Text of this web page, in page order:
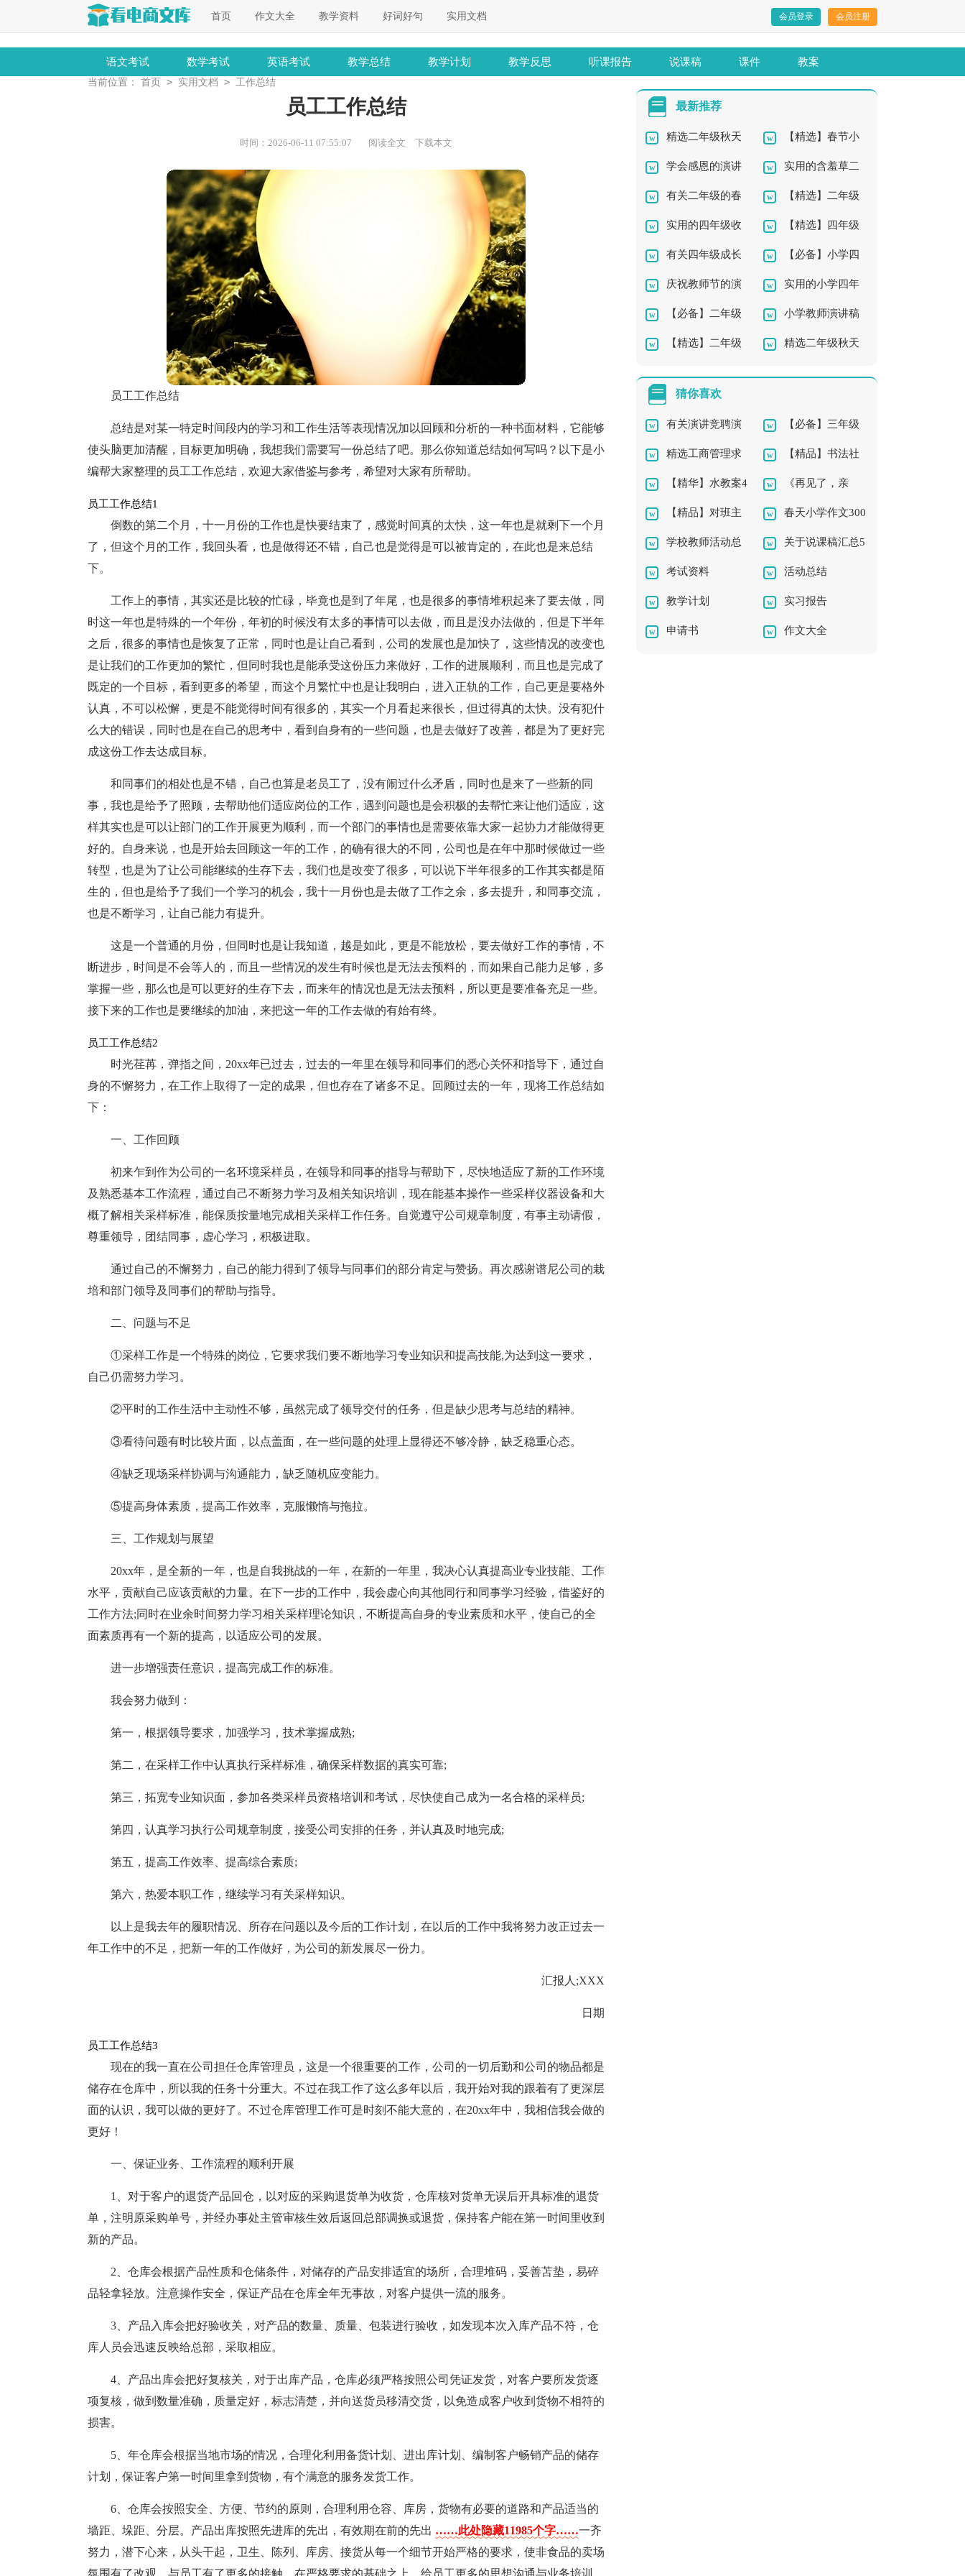
首页 作文大全 教学资料 好词好句 实用文档 会员登录 会员注册
语文考试 数学考试 英语考试 教学总结 教学计划 教学反思 听课报告 说课稿 课件 教案
当前位置： 首页 > 实用文档 > 工作总结
员工工作总结
时间：2026-06-11 07:55:07 阅读全文 下载本文
员工工作总结
总结是对某一特定时间段内的学习和工作生活等表现情况加以回顾和分析的一种书面材料，它能够
使头脑更加清醒，目标更加明确，我想我们需要写一份总结了吧。那么你知道总结如何写吗？以下是小
编帮大家整理的员工工作总结，欢迎大家借鉴与参考，希望对大家有所帮助。
员工工作总结1
倒数的第二个月，十一月份的工作也是快要结束了，感觉时间真的太快，这一年也是就剩下一个月
了，但这个月的工作，我回头看，也是做得还不错，自己也是觉得是可以被肯定的，在此也是来总结
下。
工作上的事情，其实还是比较的忙碌，毕竟也是到了年尾，也是很多的事情堆积起来了要去做，同
时这一年也是特殊的一个年份，年初的时候没有太多的事情可以去做，而且是没办法做的，但是下半年
之后，很多的事情也是恢复了正常，同时也是让自己看到，公司的发展也是加快了，这些情况的改变也
是让我们的工作更加的繁忙，但同时我也是能承受这份压力来做好，工作的进展顺利，而且也是完成了
既定的一个目标，看到更多的希望，而这个月繁忙中也是让我明白，进入正轨的工作，自己更是要格外
认真，不可以松懈，更是不能觉得时间有很多的，其实一个月看起来很长，但过得真的太快。没有犯什
么大的错误，同时也是在自己的思考中，看到自身有的一些问题，也是去做好了改善，都是为了更好完
成这份工作去达成目标。
和同事们的相处也是不错，自己也算是老员工了，没有闹过什么矛盾，同时也是来了一些新的同
事，我也是给予了照顾，去帮助他们适应岗位的工作，遇到问题也是会积极的去帮忙来让他们适应，这
样其实也是可以让部门的工作开展更为顺利，而一个部门的事情也是需要依靠大家一起协力才能做得更
好的。自身来说，也是开始去回顾这一年的工作，的确有很大的不同，公司也是在年中那时候做过一些
转型，也是为了让公司能继续的生存下去，我们也是改变了很多，可以说下半年很多的工作其实都是陌
生的，但也是给予了我们一个学习的机会，我十一月份也是去做了工作之余，多去提升，和同事交流，
也是不断学习，让自己能力有提升。
这是一个普通的月份，但同时也是让我知道，越是如此，更是不能放松，要去做好工作的事情，不
断进步，时间是不会等人的，而且一些情况的发生有时候也是无法去预料的，而如果自己能力足够，多
掌握一些，那么也是可以更好的生存下去，而来年的情况也是无法去预料，所以更是要准备充足一些。
接下来的工作也是要继续的加油，来把这一年的工作去做的有始有终。
员工工作总结2
时光荏苒，弹指之间，20xx年已过去，过去的一年里在领导和同事们的悉心关怀和指导下，通过自
身的不懈努力，在工作上取得了一定的成果，但也存在了诸多不足。回顾过去的一年，现将工作总结如
下：
一、工作回顾
初来乍到作为公司的一名环境采样员，在领导和同事的指导与帮助下，尽快地适应了新的工作环境
及熟悉基本工作流程，通过自己不断努力学习及相关知识培训，现在能基本操作一些采样仪器设备和大
概了解相关采样标准，能保质按量地完成相关采样工作任务。自觉遵守公司规章制度，有事主动请假，
尊重领导，团结同事，虚心学习，积极进取。
通过自己的不懈努力，自己的能力得到了领导与同事们的部分肯定与赞扬。再次感谢谱尼公司的栽
培和部门领导及同事们的帮助与指导。
二、问题与不足
①采样工作是一个特殊的岗位，它要求我们要不断地学习专业知识和提高技能,为达到这一要求，
自己仍需努力学习。
②平时的工作生活中主动性不够，虽然完成了领导交付的任务，但是缺少思考与总结的精神。
③看待问题有时比较片面，以点盖面，在一些问题的处理上显得还不够冷静，缺乏稳重心态。
④缺乏现场采样协调与沟通能力，缺乏随机应变能力。
⑤提高身体素质，提高工作效率，克服懒惰与拖拉。
三、工作规划与展望
20xx年，是全新的一年，也是自我挑战的一年，在新的一年里，我决心认真提高业专业技能、工作
水平，贡献自己应该贡献的力量。在下一步的工作中，我会虚心向其他同行和同事学习经验，借鉴好的
工作方法;同时在业余时间努力学习相关采样理论知识，不断提高自身的专业素质和水平，使自己的全
面素质再有一个新的提高，以适应公司的发展。
进一步增强责任意识，提高完成工作的标准。
我会努力做到：
第一，根据领导要求，加强学习，技术掌握成熟;
第二，在采样工作中认真执行采样标准，确保采样数据的真实可靠;
第三，拓宽专业知识面，参加各类采样员资格培训和考试，尽快使自己成为一名合格的采样员;
第四，认真学习执行公司规章制度，接受公司安排的任务，并认真及时地完成;
第五，提高工作效率、提高综合素质;
第六，热爱本职工作，继续学习有关采样知识。
以上是我去年的履职情况、所存在问题以及今后的工作计划，在以后的工作中我将努力改正过去一
年工作中的不足，把新一年的工作做好，为公司的新发展尽一份力。
汇报人;XXX
日期
员工工作总结3
现在的我一直在公司担任仓库管理员，这是一个很重要的工作，公司的一切后勤和公司的物品都是
储存在仓库中，所以我的任务十分重大。不过在我工作了这么多年以后，我开始对我的跟着有了更深层
面的认识，我可以做的更好了。不过仓库管理工作可是时刻不能大意的，在20xx年中，我相信我会做的
更好！
一、保证业务、工作流程的顺利开展
1、对于客户的退货产品回仓，以对应的采购退货单为收货，仓库核对货单无误后开具标准的退货
单，注明原采购单号，并经办事处主管审核生效后返回总部调换或退货，保持客户能在第一时间里收到
新的产品。
2、仓库会根据产品性质和仓储条件，对储存的产品安排适宜的场所，合理堆码，妥善苫垫，易碎
品轻拿轻放。注意操作安全，保证产品在仓库全年无事故，对客户提供一流的服务。
3、产品入库会把好验收关，对产品的数量、质量、包装进行验收，如发现本次入库产品不符，仓
库人员会迅速反映给总部，采取相应。
4、产品出库会把好复核关，对于出库产品，仓库必须严格按照公司凭证发货，对客户要所发货逐
项复核，做到数量准确，质量定好，标志清楚，并向送货员移清交货，以免造成客户收到货物不相符的
损害。
5、年仓库会根据当地市场的情况，合理化利用备货计划、进出库计划、编制客户畅销产品的储存
计划，保证客户第一时间里拿到货物，有个满意的服务发货工作。
6、仓库会按照安全、方便、节约的原则，合理利用仓容、库房，货物有必要的道路和产品适当的
墙距、垛距、分层。产品出库按照先进库的先出，有效期在前的先出 ……此处隐藏11985个字……一齐
努力，潜下心来，从头干起，卫生、陈列、库房、接货从每一个细节开始严格的要求，使非食品的卖场
氛围有了改观。与员工有了更多的接触，在严格要求的基础之上，给员工更多的思想沟通与业务培训，
最新推荐
精选二年级秋天
作文300字5篇
【精选】春节小
学四年级作文集锦9篇
学会感恩的演讲
稿15篇
实用的含羞草二
年级作文300字4篇
有关二年级的春
天作文四篇
【精选】二年级
下册作文汇总六篇
实用的四年级收
获作文300字合集10篇
【精选】四年级
的观察作文300字集合
六篇
有关四年级成长
的作文3篇
【必备】小学四
年级作文汇总6篇
庆祝教师节的演
讲稿
实用的小学四年
级秋天作文300字3篇
【必备】二年级
作文300字汇总7篇
小学教师演讲稿
15篇
【精选】二年级 精选二年级秋天
猜你喜欢
有关演讲竞聘演
讲稿模板集合五篇
【必备】三年级
的作文300字合集5篇
精选工商管理求
职信3篇
【精品】书法社
团及活动总结三篇
【精华】水教案4
篇
《再见了，亲
人》教学反思
【精品】对班主
任的工作计划汇编八
篇
春天小学作文300
字三篇
学校教师活动总
结3篇
关于说课稿汇总5
篇
考试资料 活动总结
教学计划 实习报告
申请书 作文大全